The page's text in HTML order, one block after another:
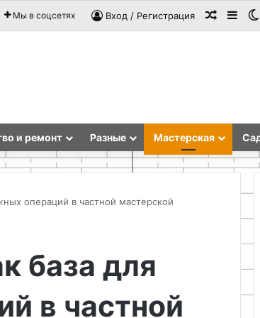
Мы в соцсетях Вход / Регистрация
и ремонт Разные Мастерская
операций в частной мастерской
база для
в частной
восстановить
повторно
полипропиленовый